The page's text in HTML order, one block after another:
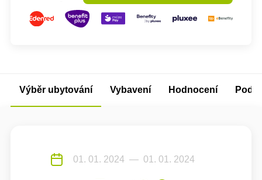
Výběr ubytování Vybavení Hodnocení